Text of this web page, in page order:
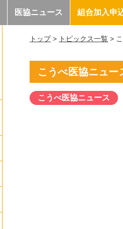
医協ニュース 組合加入申
トップ> トピックス一覧 >
こうべ医協ニュー
こうべ医協ニュース